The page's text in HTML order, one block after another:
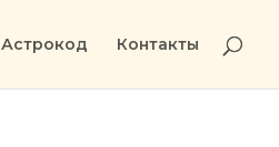
Астрокод Контакты